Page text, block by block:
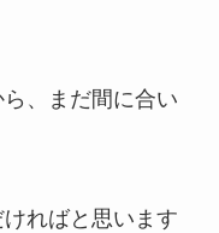
、まだ間に合い
ればと思います